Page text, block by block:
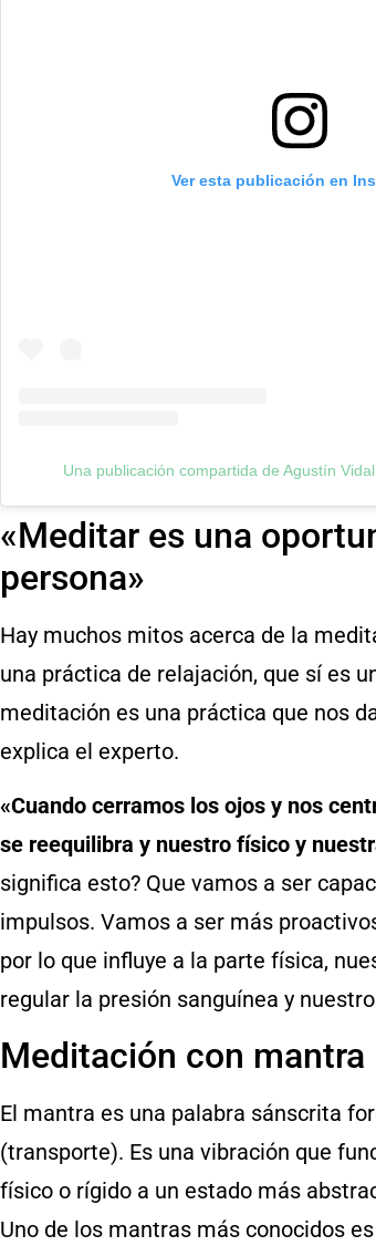
Ver esta publicación en
Una publicación compartida de Agustín
«Meditar es una
persona»
Hay muchos mitos acerca de la
una práctica de relajación, que sí es
meditación es una práctica que nos
explica el experto.
«Cuando cerramos los ojos y nos
se reequilibra y nuestro físico y
significa esto? Que vamos a ser
impulsos. Vamos a ser más
por lo que influye a la parte física,
regular la presión sanguínea y
Meditación con mantra
El mantra es una palabra sánscrita
(transporte). Es una vibración que
físico o rígido a un estado más
Uno de los mantras más conocidos es